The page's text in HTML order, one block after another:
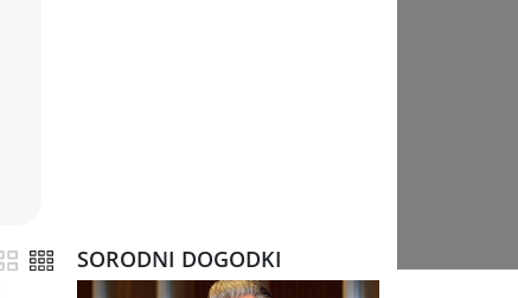
SORODNI DOGODKI